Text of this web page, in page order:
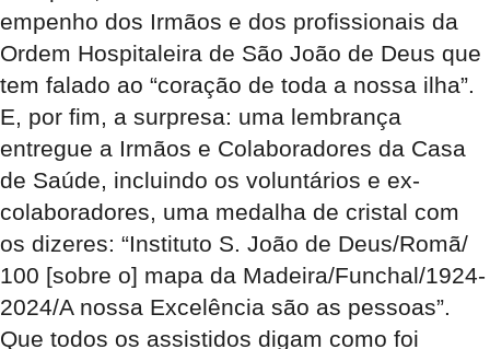
empenho dos Irmãos e dos profissionais da
Ordem Hospitaleira de São João de Deus que
tem falado ao “coração de toda a nossa ilha”.
E, por fim, a surpresa: uma lembrança
entregue a Irmãos e Colaboradores da Casa
de Saúde, incluindo os voluntários e ex-
colaboradores, uma medalha de cristal com
os dizeres: “Instituto S. João de Deus/Romã/
100 [sobre o] mapa da Madeira/Funchal/1924-
2024/A nossa Excelência são as pessoas”.
Que todos os assistidos digam como foi